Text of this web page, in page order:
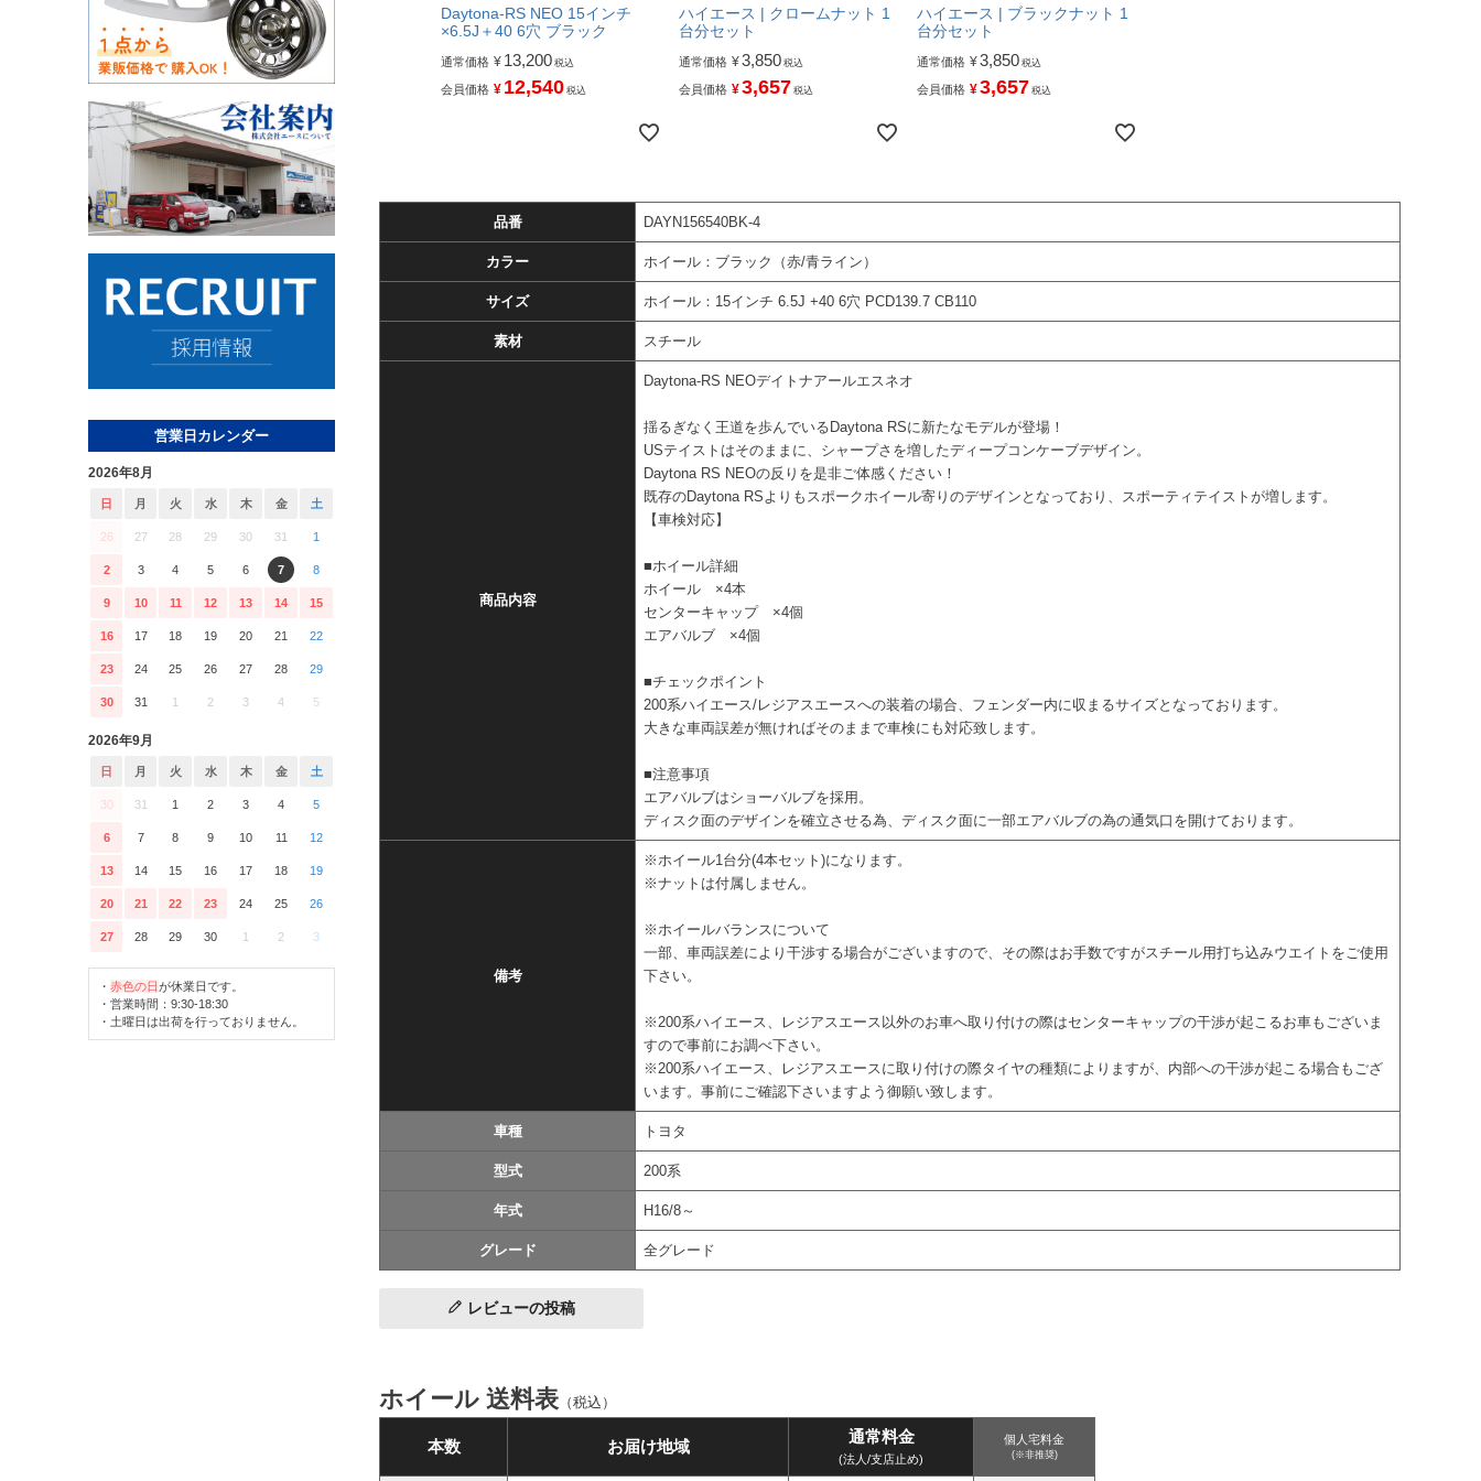
営業日カレンダー
2026年8月
日 月 火 水 木 金 土
26 27 28 29 30 31 1
2 3 4 5 6 7 8
9 10 11 12 13 14 15
16 17 18 19 20 21 22
23 24 25 26 27 28 29
30 31 1 2 3 4 5
2026年9月
日 月 火 水 木 金 土
30 31 1 2 3 4 5
6 7 8 9 10 11 12
13 14 15 16 17 18 19
20 21 22 23 24 25 26
27 28 29 30 1 2 3
・ 赤色の日が休業日です。
・営業時間：9:30-18:30
・土曜日は出荷を行っておりません。
Daytona-RS NEO 15インチ
×6.5J＋40 6穴 ブラック
通常価格 ¥ 13,200 税込
会員価格 ¥ 12,540 税込
ハイエース | クロームナット 1
台分セット
通常価格 ¥3,850 税込
会員価格 ¥3,657 税込
ハイエース | ブラックナット 1
台分セット
通常価格 ¥3,850 税込
会員価格 ¥3,657 税込
品番 DAYN156540BK-4
カラー ホイール：ブラック（赤/青ライン）
サイズ ホイール：15インチ 6.5J +40 6穴 PCD139.7 CB110
素材 スチール
商品内容
Daytona-RS NEOデイトナアールエスネオ
揺るぎなく王道を歩んでいるDaytona RSに新たなモデルが登場！
USテイストはそのままに、シャープさを増したディープコンケーブデザイン。
Daytona RS NEOの反りを是非ご体感ください！
既存のDaytona RSよりもスポークホイール寄りのデザインとなっており、スポーティテイストが増します。
【車検対応】
■ホイール詳細
ホイール ×4本
センターキャップ ×4個
エアバルブ ×4個
■チェックポイント
200系ハイエース/レジアスエースへの装着の場合、フェンダー内に収まるサイズとなっております。
大きな車両誤差が無ければそのままで車検にも対応致します。
■注意事項
エアバルブはショーバルブを採用。
ディスク面のデザインを確立させる為、ディスク面に一部エアバルブの為の通気口を開けております。
備考
※ホイール1台分(4本セット)になります。
※ナットは付属しません。
※ホイールバランスについて
一部、車両誤差により干渉する場合がございますので、その際はお手数ですがスチール用打ち込みウエイトをご使用
下さい。
※200系ハイエース、レジアスエース以外のお車へ取り付けの際はセンターキャップの干渉が起こるお車もございま
すので事前にお調べ下さい。
※200系ハイエース、レジアスエースに取り付けの際タイヤの種類によりますが、内部への干渉が起こる場合もござ
います。事前にご確認下さいますよう御願い致します。
車種 トヨタ
型式 200系
年式 H16/8～
グレード 全グレード
レビューの投稿
ホイール 送料表 （税込）
本数 お届け地域
通常料金
(法人/支店止め)
個人宅料金
(※非推奨)